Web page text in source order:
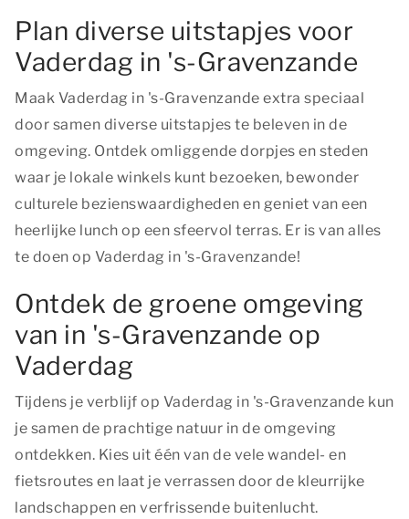
Plan diverse uitstapjes voor
Vaderdag in 's-Gravenzande
Maak Vaderdag in 's-Gravenzande extra speciaal
door samen diverse uitstapjes te beleven in de
omgeving. Ontdek omliggende dorpjes en steden
waar je lokale winkels kunt bezoeken, bewonder
culturele bezienswaardigheden en geniet van een
heerlijke lunch op een sfeervol terras. Er is van alles
te doen op Vaderdag in 's-Gravenzande!
Ontdek de groene omgeving
van in 's-Gravenzande op
Vaderdag
Tijdens je verblijf op Vaderdag in 's-Gravenzande kun
je samen de prachtige natuur in de omgeving
ontdekken. Kies uit één van de vele wandel- en
fietsroutes en laat je verrassen door de kleurrijke
landschappen en verfrissende buitenlucht.